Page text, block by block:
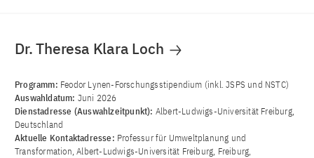
Dr. Theresa Klara Loch
Programm: Feodor Lynen-Forschungsstipendium (inkl. JSPS und NSTC)
Auswahldatum: Juni 2026
Dienstadresse (Auswahlzeitpunkt): Albert-Ludwigs-Universität Freiburg,
Deutschland
Aktuelle Kontaktadresse: Professur für Umweltplanung und
Transformation, Albert-Ludwigs-Universität Freiburg, Freiburg,